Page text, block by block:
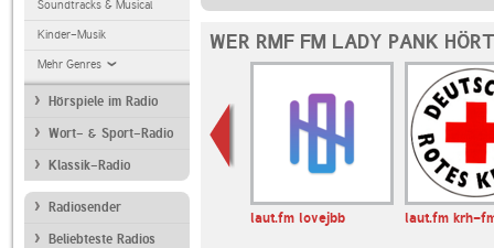
Soundtracks & Musical
Kinder-Musik
Mehr Genres
Hörspiele im Radio
Wort- & Sport-Radio
Klassik-Radio
Radiosender
Beliebteste Radios
WER RMF FM LADY PANK
Channel
laut.fm lovejbb laut.fm krh-